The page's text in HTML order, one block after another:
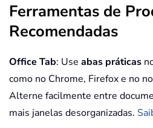
Ferramentas de
Recomendadas
Office Tab: Use abas práticas
como no Chrome, Firefox e no
Alterne facilmente entre
mais janelas desorganizadas.